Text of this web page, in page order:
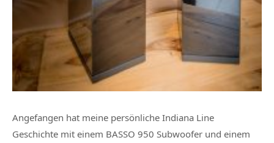
Angefangen hat meine persönliche Indiana Line
Geschichte mit einem BASSO 950 Subwoofer und einem